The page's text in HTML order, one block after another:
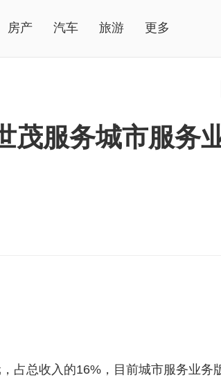
房产 汽车 旅游 更多
茂服务城市服务
占总收入的16%，目前城市服务业务